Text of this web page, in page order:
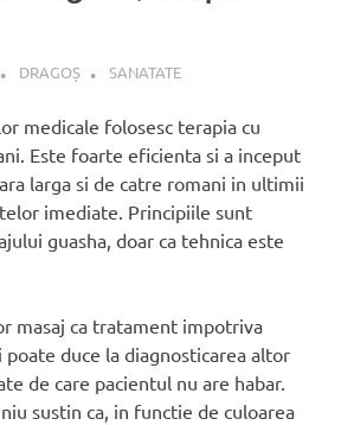
DRAGOȘ SANATATE
medicale folosesc terapia cu
Este foarte eficienta si a inceput
larga si de catre romani in ultimii
imediate. Principiile sunt
guasha, doar ca tehnica este
masaj ca tratament impotriva
duce la diagnosticarea altor
de care pacientul nu are habar.
sustin ca, in functie de culoarea